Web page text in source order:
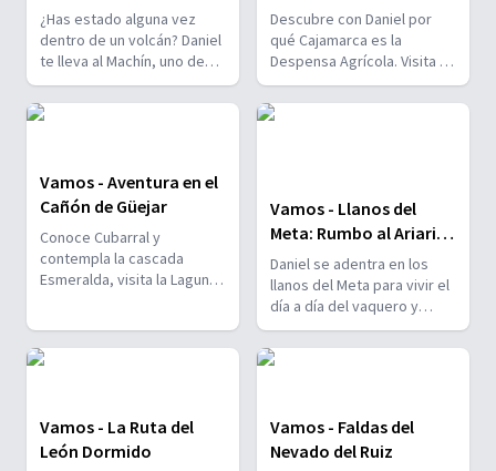
¿Has estado alguna vez
dentro de un volcán? Daniel
te lleva al Machín, uno de
los volcanes clave de
Colombia. Conoce sus
cascadas y termales
Palma de Cera
Descubre con Daniel por
qué Cajamarca es la
Despensa Agrícola. Visita a
los santuarios de la Palma
de Cera, el árbol nacional , y
al Páramo de Chili-Anaime.
Vamos - Aventura en el
Cañón de Güejar
Conoce Cubarral y
contempla la cascada
Esmeralda, visita la Laguna
del Güejar
Vamos - Llanos del
Meta: Rumbo al Ariari y
al Guaviare
Daniel se adentra en los
llanos del Meta para vivir el
día a día del vaquero y
navegar por el río Ariari,
cuna de una tradicional
regata anual.
Vamos - La Ruta del
León Dormido
Vamos - Faldas del
Nevado del Ruiz